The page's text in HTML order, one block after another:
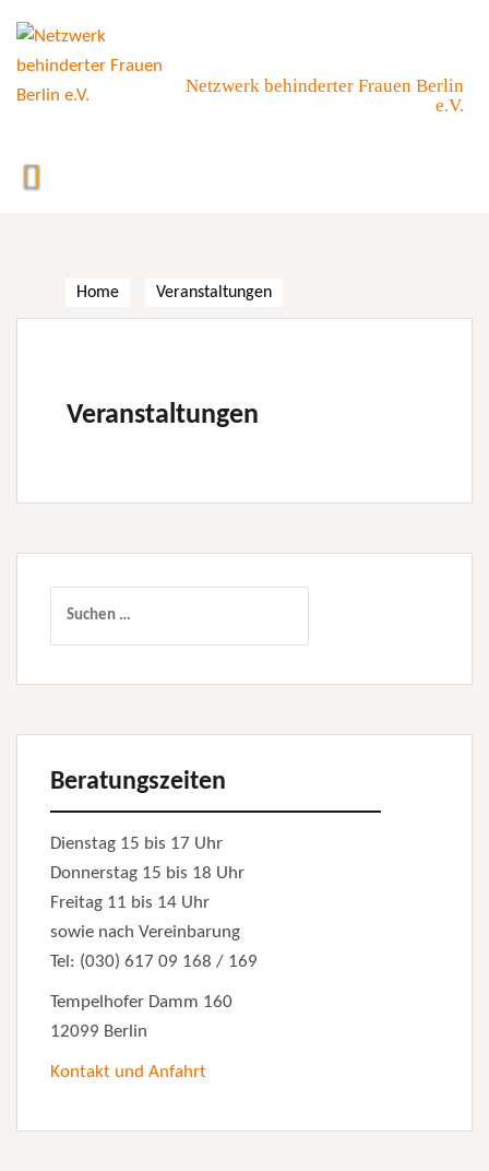
content
Netzwerk behinderter Frauen Berlin
e.V.
Home Veranstaltungen
Veranstaltungen
Beratungszeiten
Dienstag 15 bis 17 Uhr
Donnerstag 15 bis 18 Uhr
Freitag 11 bis 14 Uhr
sowie nach Vereinbarung
Tel: (030) 617 09 168 / 169
Tempelhofer Damm 160
12099 Berlin
Kontakt und Anfahrt